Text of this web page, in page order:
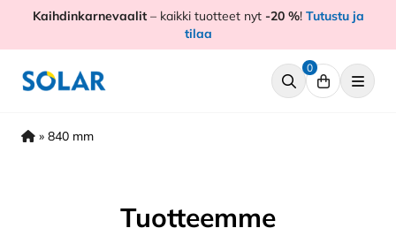
HyppääKaihdinkarnevaalit– kaikki tuotteet nyt -20 %! Tutustu ja
tilaa
0
» 840 mm
Tuotteemme